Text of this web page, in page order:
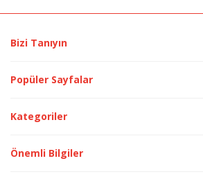
Bizi Tanıyın
Popüler Sayfalar
Kategoriler
Önemli Bilgiler